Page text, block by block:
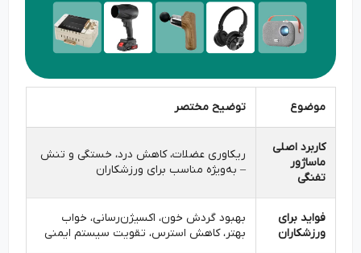
موضوع توضیح مختصر
کاربرد اصلی
ماساژور
تفنگی
ریکاوری عضلات، کاهش درد، خستگی و تنش
– به‌ویژه مناسب برای ورزشکاران
فواید برای
ورزشکاران
بهبود گردش خون، اکسیژن‌رسانی، خواب
بهتر، کاهش استرس، تقویت سیستم ایمنی